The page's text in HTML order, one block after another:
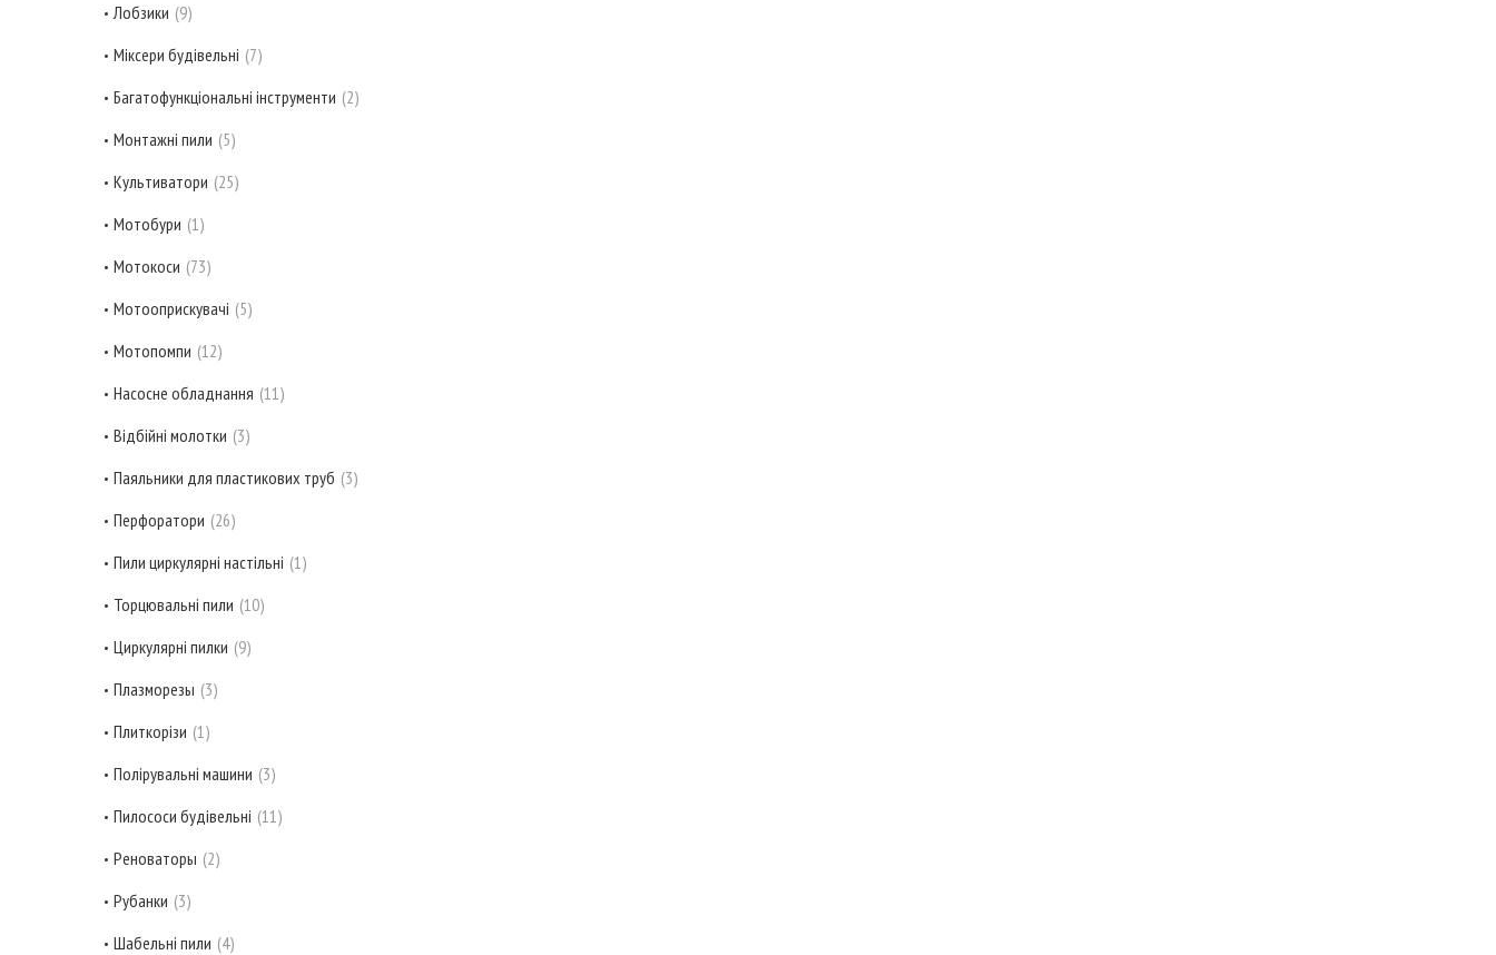
Лобзики 9
Міксери будівельні 7
Багатофункціональні інструменти 2
Монтажні пили 5
Культиватори 25
Мотобури 1
Мотокоси 73
Мотооприскувачі 5
Мотопомпи 12
Насосне обладнання 11
Відбійні молотки 3
Паяльники для пластикових труб 3
Перфоратори 26
Пили циркулярні настільні 1
Торцювальні пили 10
Циркулярні пилки 9
Плазморезы 3
Плиткорізи 1
Полірувальні машини 3
Пилососи будівельні 11
Реноваторы 2
Рубанки 3
Шабельні пили 4